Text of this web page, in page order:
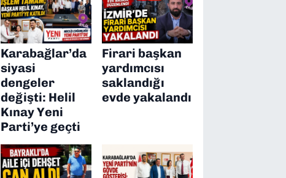
Karabağlar’da
siyasi
dengeler
değişti: Helil
Kınay Yeni
Parti’ye geçti
Firari başkan
yardımcısı
saklandığı
evde yakalandı